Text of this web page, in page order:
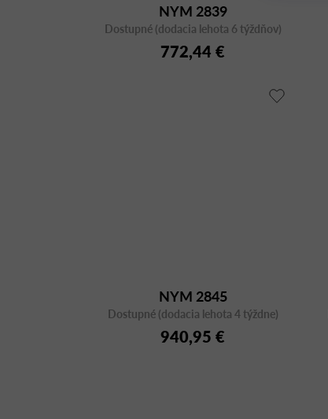
NYM 2839
Dostupné (dodacia lehota 6 týždňov)
772,44 €
NYM 2845
Dostupné (dodacia lehota 4 týždne)
940,95 €